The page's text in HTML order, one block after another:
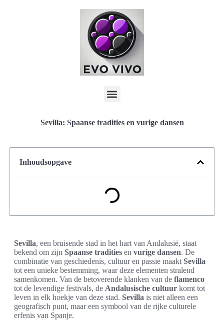
Sevilla: Spaanse tradities en vurige dansen
Inhoudsopgave
Sevilla, een bruisende stad in het hart van Andalusië, staat
bekend om zijn Spaanse tradities en vurige dansen. De
combinatie van geschiedenis, cultuur en passie maakt Sevilla
tot een unieke bestemming, waar deze elementen stralend
samenkomen. Van de betoverende klanken van de flamenco
tot de levendige festivals, de Andalusische cultuur komt tot
leven in elk hoekje van deze stad. Sevilla is niet alleen een
geografisch punt, maar een symbool van de rijke culturele
erfenis van Spanje.